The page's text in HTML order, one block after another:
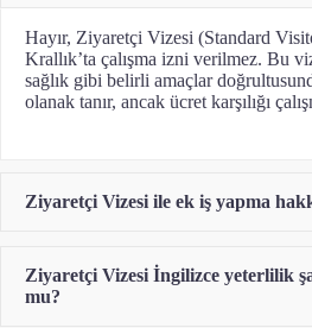
Hayır, Ziyaretçi Vizesi (Standard
Krallık’ta çalışma izni verilmez. Bu
sağlık gibi belirli amaçlar
olanak tanır, ancak ücret karşılığı
Ziyaretçi Vizesi ile ek iş yapma
Ziyaretçi Vizesi İngilizce yeterlilik
mu?